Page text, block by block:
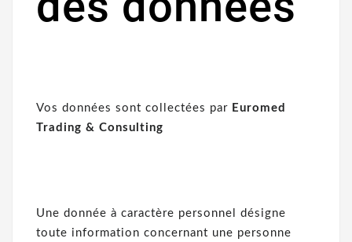
Vos données sont collectées par Euromed
Trading & Consulting
Une donnée à caractère personnel désigne
toute information concernant une personne